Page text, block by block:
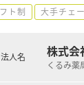
ト制 大手チェ
法人名 株式会
くるみ